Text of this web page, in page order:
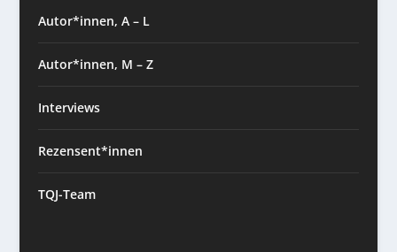
Autor*innen, A – L
Autor*innen, M – Z
Interviews
Rezensent*innen
TQJ-Team